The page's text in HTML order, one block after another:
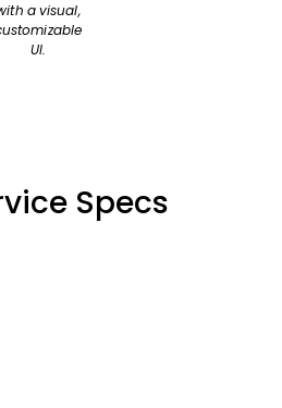
a visual,
UI.
Specs